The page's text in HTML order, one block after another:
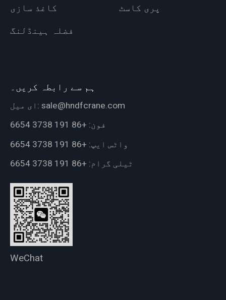
کاغذ سازی
پری کاسٹ
فضلہ ہینڈلنگ
ہم سے رابطہ کریں۔
ای میل: sale@hndfcrane.com
فون: +86 191 3738 6654
واٹس ایپ: +86 191 3738 6654
ٹیلی گرام: +86 191 3738 6654
WeChat